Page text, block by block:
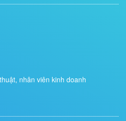
nhân viên kinh doanh